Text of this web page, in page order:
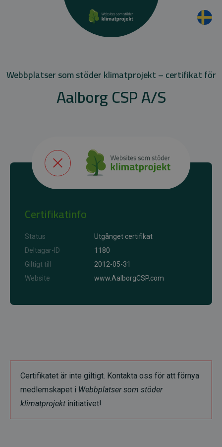
Webbplatser som stöder klimatprojekt – certifikat för
Aalborg CSP A/S
Certifikatinfo
Status
Utgånget certifikat
Deltagar-ID
1180
Giltigt till
2012-05-31
Website
www.AalborgCSP.com
Certifikatet är inte giltigt. Kontakta oss för att förnya
medlemskapet i Webbplatser som stöder
klimatprojekt initiativet!